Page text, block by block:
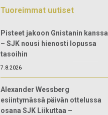
Tuoreimmat uutiset
Pisteet jakoon Gnistanin kanssa
– SJK nousi hienosti lopussa
tasoihin
7.8.2026
Alexander Wessberg
esiintymässä päivän ottelussa
osana SJK Liikuttaa –